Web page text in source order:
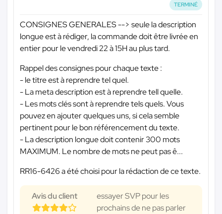
TERMINÉ
CONSIGNES GENERALES --> seule la description
longue est à rédiger, la commande doit être livrée en
entier pour le vendredi 22 à 15H au plus tard.
Rappel des consignes pour chaque texte :
- le titre est à reprendre tel quel.
- La meta description est à reprendre tell quelle.
- Les mots clés sont à reprendre tels quels. Vous
pouvez en ajouter quelques uns, si cela semble
pertinent pour le bon référencement du texte.
- La description longue doit contenir 300 mots
MAXIMUM. Le nombre de mots ne peut pas ê...
RR16-6426 a été choisi pour la rédaction de ce texte.
Avis du client
essayer SVP pour les
prochains de ne pas parler